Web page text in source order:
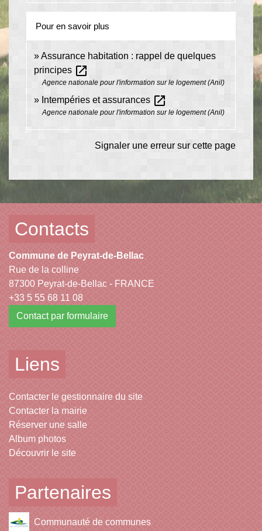
Pour en savoir plus
Assurance habitation : rappel de quelques
principes open_in_new
Agence nationale pour l'information sur le logement (Anil)
Intempéries et assurances open_in_new
Agence nationale pour l'information sur le logement (Anil)
Signaler une erreur sur cette page
Contacts
Commune de Peyrat-de-Bellac
Rue de la colline
87300 Peyrat-de-Bellac - FRANCE
+33 5 55 68 11 08
Contact par formulaire
Liens
Contacter le gestionnaire du site
Contacter la mairie
Réserver une salle
Album photos
Découvrir le site
Partenaires
Communauté de communes